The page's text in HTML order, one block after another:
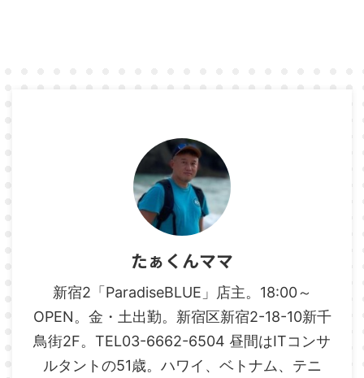
たぁくんママ
新宿2「ParadiseBLUE」店主。18:00～
OPEN。金・土出勤。新宿区新宿2-18-10新千
鳥街2F。TEL03-6662-6504 昼間はITコンサ
ルタントの51歳。ハワイ、ベトナム、テニ